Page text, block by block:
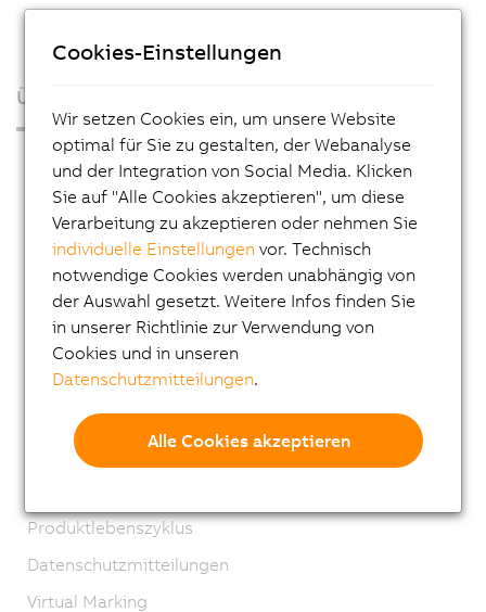
Über uns
Presse
Blog
AutoMates
E-Mail-Service von B&R
Karriere
Lehre
Standorte
Kontakt
Impressum
Produktlebenszyklus
Datenschutzmitteilungen
Virtual Marking
Cookies-Einstellungen
Wir setzen Cookies ein, um unsere Website
optimal für Sie zu gestalten, der Webanalyse
und der Integration von Social Media. Klicken
Sie auf "Alle Cookies akzeptieren", um diese
Verarbeitung zu akzeptieren oder nehmen Sie
individuelle Einstellungen vor. Technisch
notwendige Cookies werden unabhängig von
der Auswahl gesetzt. Weitere Infos finden Sie
in unserer Richtlinie zur Verwendung von
Cookies und in unseren
Datenschutzmitteilungen.
Alle Cookies akzeptieren